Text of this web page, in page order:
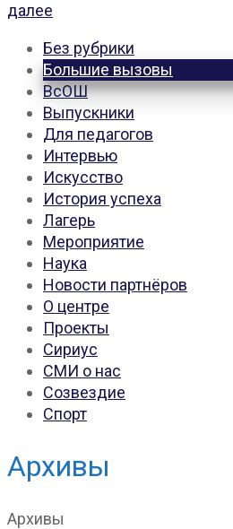
далее
Без рубрики
Большие вызовы
ВсОШ
Выпускники
Для педагогов
Интервью
Искусство
История успеха
Лагерь
Мероприятие
Наука
Новости партнёров
О центре
Проекты
Сириус
СМИ о нас
Созвездие
Спорт
Архивы
Архивы